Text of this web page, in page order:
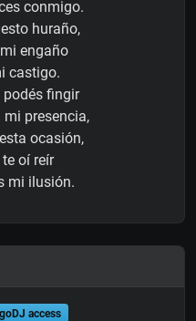
conmigo.
huraño,
engaño
castigo.
podés fingir
presencia,
ocasión,
oí reír
mi ilusión.
access